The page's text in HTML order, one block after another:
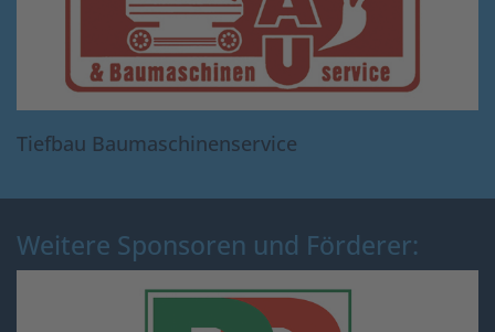
Tiefbau Baumaschinenservice
Weitere Sponsoren und Förderer: